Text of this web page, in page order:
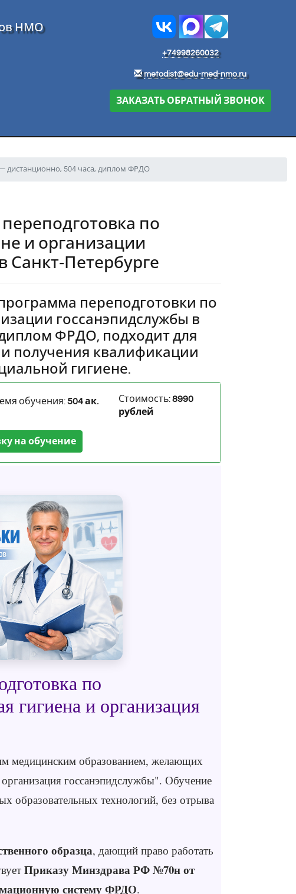
НМО
+74998260032
metodist@edu-med-nmo.ru
ЗАКАЗАТЬ ОБРАТНЫЙ ЗВОНОК
дистанционно, 504 часа, диплом ФРДО
по
и организации
Санкт‑Петербурге
переподготовки по
госсанэпидслужбы в
диплом ФРДО, подходит для
получения квалификации
гигиене.
обучения:504 ак.
Стоимость:8990
рублей
на обучение
по
гигиена и организация
медицинским образованием, желающих
госсанэпидслужбы". Обучение
образовательных технологий, без отрыва
образца, дающий право работать
Приказу Минздрава РФ №70н от
систему ФРДО.